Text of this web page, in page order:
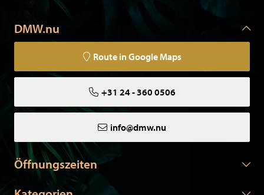
DMW.nu
Route in Google Maps
+31 24 - 360 0506
info@dmw.nu
Öffnungszeiten